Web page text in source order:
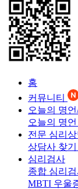
홈
커뮤니티
오늘의 명
오늘의 명언
전문 심리
상담사 찾기
심리검사
종합 심리
MBTI 우울